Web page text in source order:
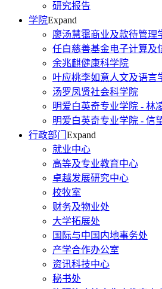
研究报告
学院Expand
廖汤慧霭商业及款待管理
任白慈善基金电子计算及
余兆麒健康科学院
叶应桃李如意人文及语言
汤罗凤贤社会科学院
明爱白英奇专业学院 - 林
明爱白英奇专业学院 - 信
行政部门 Expand
就业中心
高等及专业教育中心
卓越发展研究中心
校牧室
财务及物业处
大学拓展处
国际与中国内地事务处
产学合作办公室
资讯科技中心
秘书处